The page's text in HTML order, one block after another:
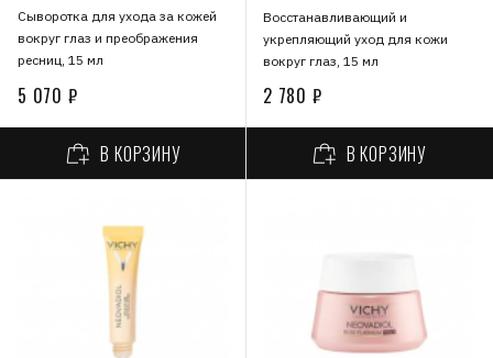
Сыворотка для ухода за кожей
вокруг глаз и преображения
ресниц, 15 мл
5 070 ₽
В КОРЗИНУ
Восстанавливающий и
укрепляющий уход для кожи
вокруг глаз, 15 мл
2 780 ₽
В КОРЗИНУ